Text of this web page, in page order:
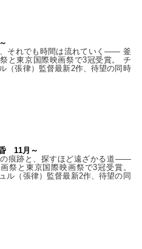
それでも時間は流れていく—— 釜
と東京国際映画祭で3冠受賞。 チ
（張律）監督最新2作、待望の同時
11月～
痕跡と、探すほど遠ざかる道——
祭と東京国際映画祭で3冠受賞。
ル（張律）監督最新2作、待望の同